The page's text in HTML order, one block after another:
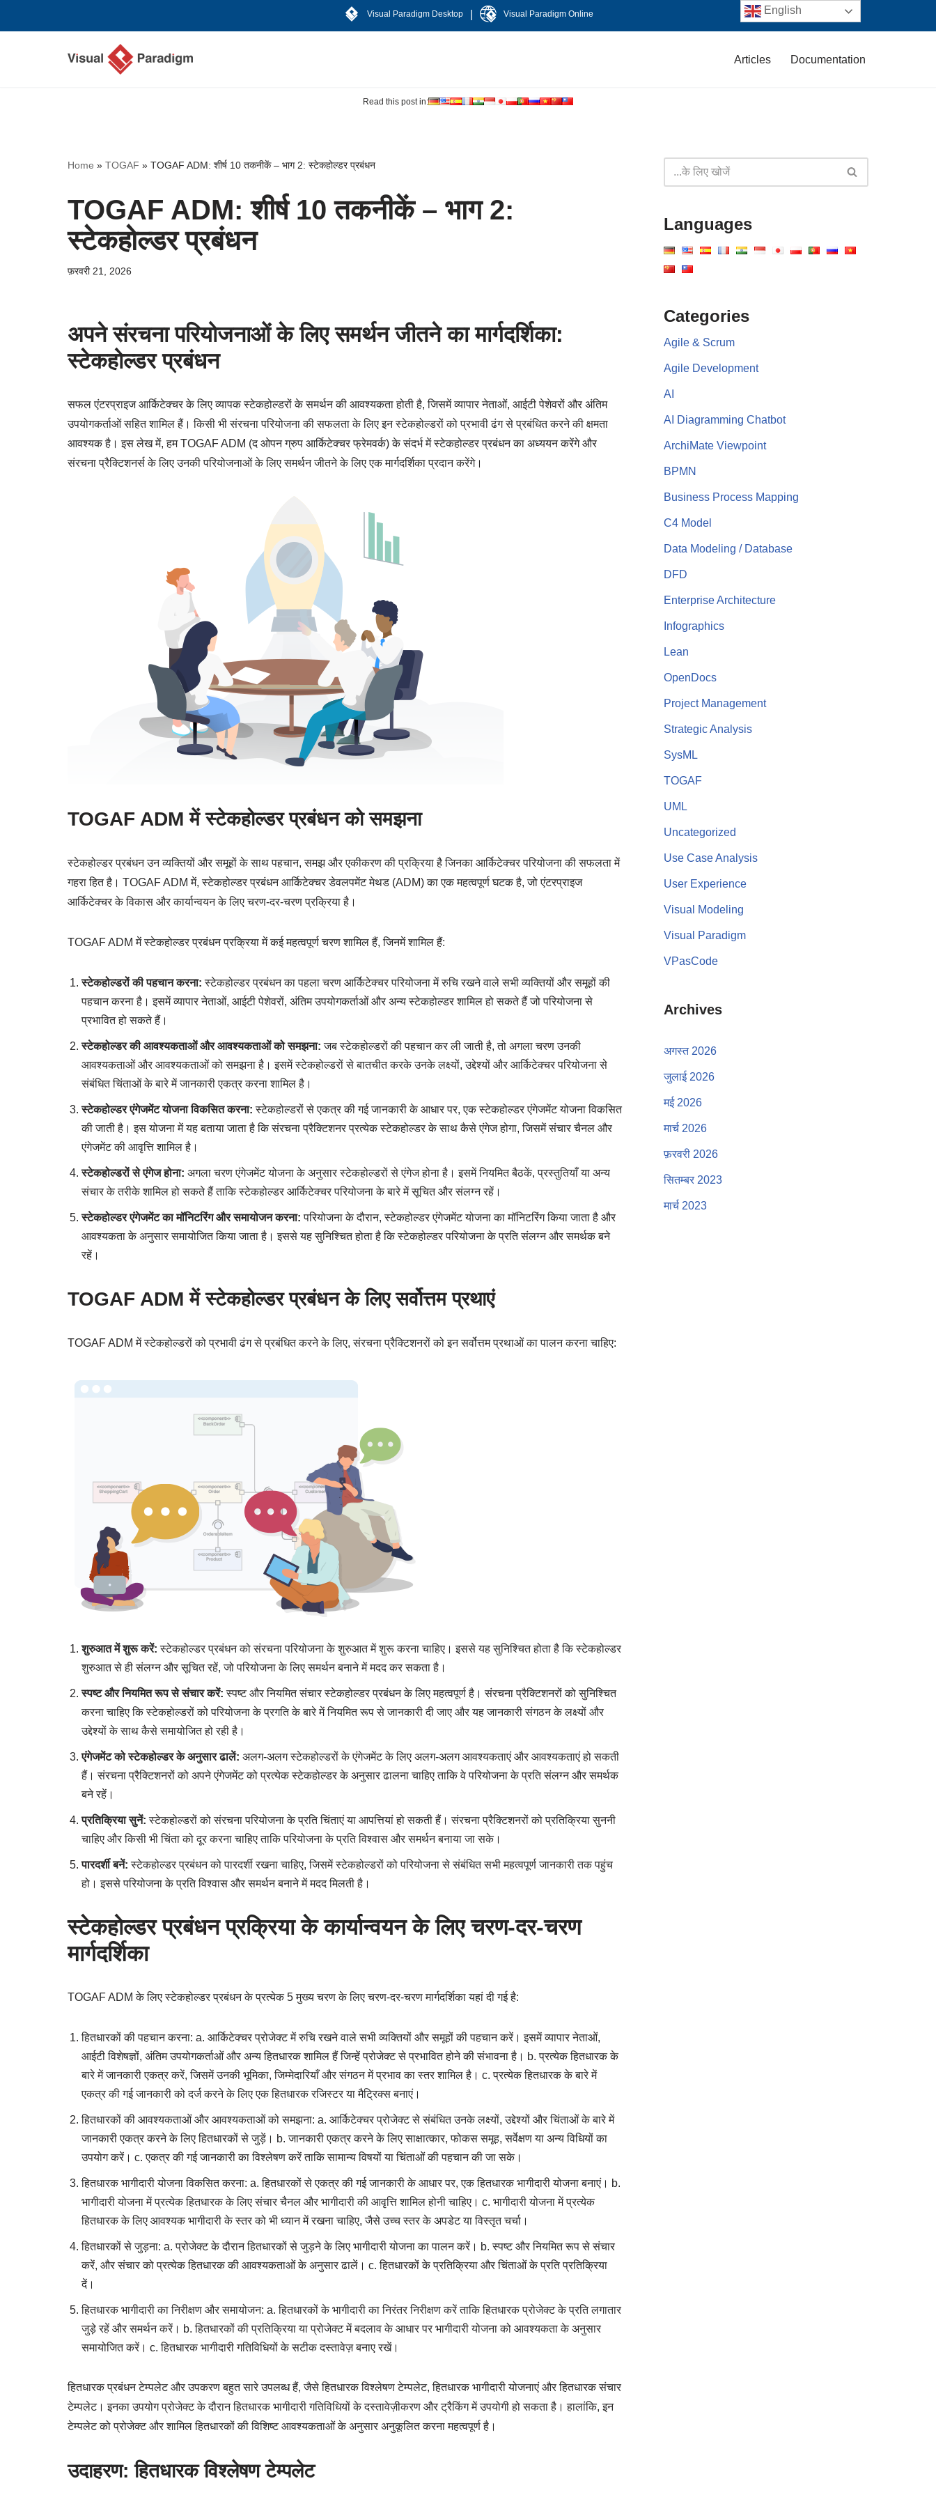
Visual Paradigm Desktop Visual Paradigm Online
Articles Documentation
Read this post in:
Home » TOGAF » TOGAF ADM: शीर्ष 10 तकनीकें – भाग 2: स्टेकहोल्डर प्रबंधन
TOGAF ADM: शीर्ष 10 तकनीकें – भाग 2:
स्टेकहोल्डर प्रबंधन
फ़रवरी 21, 2026
अपने संरचना परियोजनाओं के लिए समर्थन जीतने का मार्गदर्शिका:
स्टेकहोल्डर प्रबंधन
सफल एंटरप्राइज आर्किटेक्चर के लिए व्यापक स्टेकहोल्डरों के समर्थन की आवश्यकता होती है, जिसमें व्यापार नेताओं, आईटी पेशेवरों और अंतिम
उपयोगकर्ताओं सहित शामिल हैं। किसी भी संरचना परियोजना की सफलता के लिए इन स्टेकहोल्डरों को प्रभावी ढंग से प्रबंधित करने की क्षमता
आवश्यक है। इस लेख में, हम TOGAF ADM (द ओपन ग्रुप आर्किटेक्चर फ्रेमवर्क) के संदर्भ में स्टेकहोल्डर प्रबंधन का अध्ययन करेंगे और
संरचना प्रैक्टिशनर्स के लिए उनकी परियोजनाओं के लिए समर्थन जीतने के लिए एक मार्गदर्शिका प्रदान करेंगे।
TOGAF ADM में स्टेकहोल्डर प्रबंधन को समझना
स्टेकहोल्डर प्रबंधन उन व्यक्तियों और समूहों के साथ पहचान, समझ और एकीकरण की प्रक्रिया है जिनका आर्किटेक्चर परियोजना की सफलता में
गहरा हित है। TOGAF ADM में, स्टेकहोल्डर प्रबंधन आर्किटेक्चर डेवलपमेंट मेथड (ADM) का एक महत्वपूर्ण घटक है, जो एंटरप्राइज
आर्किटेक्चर के विकास और कार्यान्वयन के लिए चरण-दर-चरण प्रक्रिया है।
TOGAF ADM में स्टेकहोल्डर प्रबंधन प्रक्रिया में कई महत्वपूर्ण चरण शामिल हैं, जिनमें शामिल हैं:
स्टेकहोल्डरों की पहचान करना: स्टेकहोल्डर प्रबंधन का पहला चरण आर्किटेक्चर परियोजना में रुचि रखने वाले सभी व्यक्तियों और समूहों की
पहचान करना है। इसमें व्यापार नेताओं, आईटी पेशेवरों, अंतिम उपयोगकर्ताओं और अन्य स्टेकहोल्डर शामिल हो सकते हैं जो परियोजना से
प्रभावित हो सकते हैं।
स्टेकहोल्डर की आवश्यकताओं और आवश्यकताओं को समझना: जब स्टेकहोल्डरों की पहचान कर ली जाती है, तो अगला चरण उनकी
आवश्यकताओं और आवश्यकताओं को समझना है। इसमें स्टेकहोल्डरों से बातचीत करके उनके लक्ष्यों, उद्देश्यों और आर्किटेक्चर परियोजना से
संबंधित चिंताओं के बारे में जानकारी एकत्र करना शामिल है।
स्टेकहोल्डर एंगेजमेंट योजना विकसित करना: स्टेकहोल्डरों से एकत्र की गई जानकारी के आधार पर, एक स्टेकहोल्डर एंगेजमेंट योजना विकसित
की जाती है। इस योजना में यह बताया जाता है कि संरचना प्रैक्टिशनर प्रत्येक स्टेकहोल्डर के साथ कैसे एंगेज होगा, जिसमें संचार चैनल और
एंगेजमेंट की आवृत्ति शामिल है।
स्टेकहोल्डरों से एंगेज होना: अगला चरण एंगेजमेंट योजना के अनुसार स्टेकहोल्डरों से एंगेज होना है। इसमें नियमित बैठकें, प्रस्तुतियाँ या अन्य
संचार के तरीके शामिल हो सकते हैं ताकि स्टेकहोल्डर आर्किटेक्चर परियोजना के बारे में सूचित और संलग्न रहें।
स्टेकहोल्डर एंगेजमेंट का मॉनिटरिंग और समायोजन करना: परियोजना के दौरान, स्टेकहोल्डर एंगेजमेंट योजना का मॉनिटरिंग किया जाता है और
आवश्यकता के अनुसार समायोजित किया जाता है। इससे यह सुनिश्चित होता है कि स्टेकहोल्डर परियोजना के प्रति संलग्न और समर्थक बने
रहें।
TOGAF ADM में स्टेकहोल्डर प्रबंधन के लिए सर्वोत्तम प्रथाएं
TOGAF ADM में स्टेकहोल्डरों को प्रभावी ढंग से प्रबंधित करने के लिए, संरचना प्रैक्टिशनरों को इन सर्वोत्तम प्रथाओं का पालन करना चाहिए:
शुरुआत में शुरू करें: स्टेकहोल्डर प्रबंधन को संरचना परियोजना के शुरुआत में शुरू करना चाहिए। इससे यह सुनिश्चित होता है कि स्टेकहोल्डर
शुरुआत से ही संलग्न और सूचित रहें, जो परियोजना के लिए समर्थन बनाने में मदद कर सकता है।
स्पष्ट और नियमित रूप से संचार करें: स्पष्ट और नियमित संचार स्टेकहोल्डर प्रबंधन के लिए महत्वपूर्ण है। संरचना प्रैक्टिशनरों को सुनिश्चित
करना चाहिए कि स्टेकहोल्डरों को परियोजना के प्रगति के बारे में नियमित रूप से जानकारी दी जाए और यह जानकारी संगठन के लक्ष्यों और
उद्देश्यों के साथ कैसे समायोजित हो रही है।
एंगेजमेंट को स्टेकहोल्डर के अनुसार ढालें: अलग-अलग स्टेकहोल्डरों के एंगेजमेंट के लिए अलग-अलग आवश्यकताएं और आवश्यकताएं हो सकती
हैं। संरचना प्रैक्टिशनरों को अपने एंगेजमेंट को प्रत्येक स्टेकहोल्डर के अनुसार ढालना चाहिए ताकि वे परियोजना के प्रति संलग्न और समर्थक
बने रहें।
प्रतिक्रिया सुनें: स्टेकहोल्डरों को संरचना परियोजना के प्रति चिंताएं या आपत्तियां हो सकती हैं। संरचना प्रैक्टिशनरों को प्रतिक्रिया सुननी
चाहिए और किसी भी चिंता को दूर करना चाहिए ताकि परियोजना के प्रति विश्वास और समर्थन बनाया जा सके।
पारदर्शी बनें: स्टेकहोल्डर प्रबंधन को पारदर्शी रखना चाहिए, जिसमें स्टेकहोल्डरों को परियोजना से संबंधित सभी महत्वपूर्ण जानकारी तक पहुंच
हो। इससे परियोजना के प्रति विश्वास और समर्थन बनाने में मदद मिलती है।
स्टेकहोल्डर प्रबंधन प्रक्रिया के कार्यान्वयन के लिए चरण-दर-चरण
मार्गदर्शिका
TOGAF ADM के लिए स्टेकहोल्डर प्रबंधन के प्रत्येक 5 मुख्य चरण के लिए चरण-दर-चरण मार्गदर्शिका यहां दी गई है:
हितधारकों की पहचान करना: a. आर्किटेक्चर प्रोजेक्ट में रुचि रखने वाले सभी व्यक्तियों और समूहों की पहचान करें। इसमें व्यापार नेताओं,
आईटी विशेषज्ञों, अंतिम उपयोगकर्ताओं और अन्य हितधारक शामिल हैं जिन्हें प्रोजेक्ट से प्रभावित होने की संभावना है। b. प्रत्येक हितधारक के
बारे में जानकारी एकत्र करें, जिसमें उनकी भूमिका, जिम्मेदारियाँ और संगठन में प्रभाव का स्तर शामिल है। c. प्रत्येक हितधारक के बारे में
एकत्र की गई जानकारी को दर्ज करने के लिए एक हितधारक रजिस्टर या मैट्रिक्स बनाएं।
हितधारकों की आवश्यकताओं और आवश्यकताओं को समझना: a. आर्किटेक्चर प्रोजेक्ट से संबंधित उनके लक्ष्यों, उद्देश्यों और चिंताओं के बारे में
जानकारी एकत्र करने के लिए हितधारकों से जुड़ें। b. जानकारी एकत्र करने के लिए साक्षात्कार, फोकस समूह, सर्वेक्षण या अन्य विधियों का
उपयोग करें। c. एकत्र की गई जानकारी का विश्लेषण करें ताकि सामान्य विषयों या चिंताओं की पहचान की जा सके।
हितधारक भागीदारी योजना विकसित करना: a. हितधारकों से एकत्र की गई जानकारी के आधार पर, एक हितधारक भागीदारी योजना बनाएं। b.
भागीदारी योजना में प्रत्येक हितधारक के लिए संचार चैनल और भागीदारी की आवृत्ति शामिल होनी चाहिए। c. भागीदारी योजना में प्रत्येक
हितधारक के लिए आवश्यक भागीदारी के स्तर को भी ध्यान में रखना चाहिए, जैसे उच्च स्तर के अपडेट या विस्तृत चर्चा।
हितधारकों से जुड़ना: a. प्रोजेक्ट के दौरान हितधारकों से जुड़ने के लिए भागीदारी योजना का पालन करें। b. स्पष्ट और नियमित रूप से संचार
करें, और संचार को प्रत्येक हितधारक की आवश्यकताओं के अनुसार ढालें। c. हितधारकों के प्रतिक्रिया और चिंताओं के प्रति प्रतिक्रिया
दें।
हितधारक भागीदारी का निरीक्षण और समायोजन: a. हितधारकों के भागीदारी का निरंतर निरीक्षण करें ताकि हितधारक प्रोजेक्ट के प्रति लगातार
जुड़े रहें और समर्थन करें। b. हितधारकों की प्रतिक्रिया या प्रोजेक्ट में बदलाव के आधार पर भागीदारी योजना को आवश्यकता के अनुसार
समायोजित करें। c. हितधारक भागीदारी गतिविधियों के सटीक दस्तावेज़ बनाए रखें।
हितधारक प्रबंधन टेम्पलेट और उपकरण बहुत सारे उपलब्ध हैं, जैसे हितधारक विश्लेषण टेम्पलेट, हितधारक भागीदारी योजनाएं और हितधारक संचार
टेम्पलेट। इनका उपयोग प्रोजेक्ट के दौरान हितधारक भागीदारी गतिविधियों के दस्तावेज़ीकरण और ट्रैकिंग में उपयोगी हो सकता है। हालांकि, इन
टेम्पलेट को प्रोजेक्ट और शामिल हितधारकों की विशिष्ट आवश्यकताओं के अनुसार अनुकूलित करना महत्वपूर्ण है।
उदाहरण: हितधारक विश्लेषण टेम्पलेट
Languages
Categories
Agile & Scrum
Agile Development
AI
AI Diagramming Chatbot
ArchiMate Viewpoint
BPMN
Business Process Mapping
C4 Model
Data Modeling / Database
DFD
Enterprise Architecture
Infographics
Lean
OpenDocs
Project Management
Strategic Analysis
SysML
TOGAF
UML
Uncategorized
Use Case Analysis
User Experience
Visual Modeling
Visual Paradigm
VPasCode
Archives
अगस्त 2026
जुलाई 2026
मई 2026
मार्च 2026
फ़रवरी 2026
सितम्बर 2023
मार्च 2023
English